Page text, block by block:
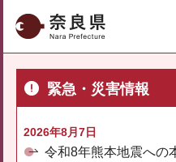
奈良県
緊急・災害情報
2026年8月7日
令和8年熊本地震への